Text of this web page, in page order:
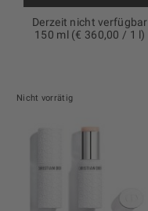
Derzeit nicht verfügbar
150 ml (€ 360,00 / 1 l)
Nicht vorrätig